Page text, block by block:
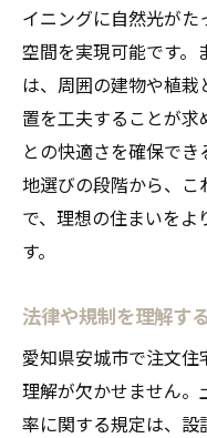
イニングに自然光が
空間を実現可能です。
は、周囲の建物や植
置を工夫することが
との快適さを確保で
地選びの段階から、こ
で、理想の住まいを
す。
法律や規制を理解する
愛知県安城市で注文
理解が欠かせません
率に関する規定は、設